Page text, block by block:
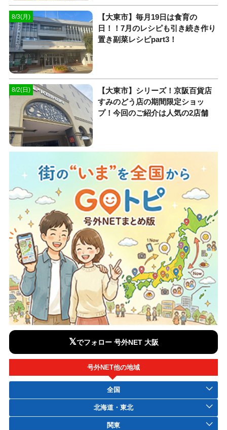
8/3(月)
【大東市】毎月19日は食育の
日！！7月のレシピも引き続き作り
置き副菜レシピpart3！
8/2(日)
【大東市】シリーズ！京阪百貨店
すみのどう店の期間限定ショッ
プ！今回のご紹介は人気の2店舗
𝕏でフォロー 号外NET 大阪
号外NET他の地域
全国
北海道・東北
関東